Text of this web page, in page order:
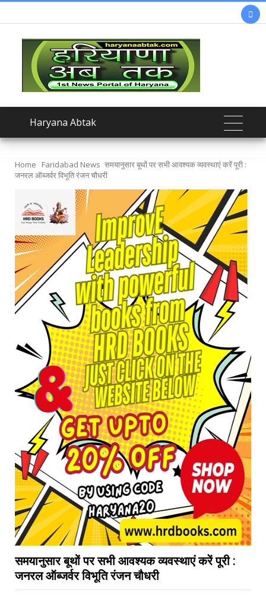

Haryana Abtak
Home Faridabad News समयानुसार बूथों पर सभी आवश्यक व्यवस्थाएं करें पूरी :
जनरल ऑब्जर्वर विभूति रंजन चौधरी
समयानुसार बूथों पर सभी आवश्यक व्यवस्थाएं करें पूरी :
जनरल ऑब्जर्वर विभूति रंजन चौधरी